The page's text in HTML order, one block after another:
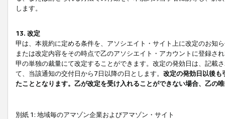
します。
13. 改定
甲は、本規約に定める条件を、アソシエイト・サイト上に改定のお知
または改定内容をその時点で乙のアソシエイト・アカウントに登録さ
甲の単独の裁量にて改定することができます。改定の発効日は、記載
て、当該通知の交付日から7日以降の日とします。 改定の発効日以後も
たこととなります。乙が改定を受け入れることができない場合、乙の
別紙 1: 地域毎のアマゾン企業およびアマゾン・サイト